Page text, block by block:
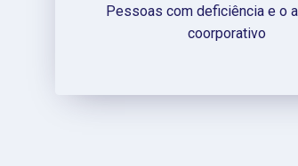
Pessoas com deficiência e o
coorporativo